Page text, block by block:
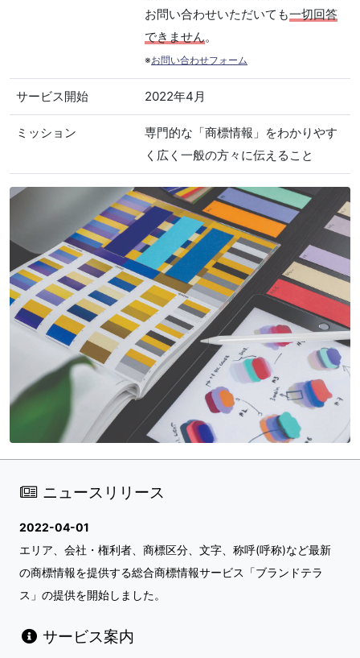
お問い合わせいただいても一切回答
できません。
※お問い合わせフォーム
サービス開始 2022年4月
ミッション
専門的な「商標情報」をわかりやす
く広く一般の方々に伝えること
ニュースリリース
2022-04-01
エリア、会社・権利者、商標区分、文字、称呼(呼称)など最新
の商標情報を提供する総合商標情報サービス「ブランドテラ
ス」の提供を開始しました。
サービス案内